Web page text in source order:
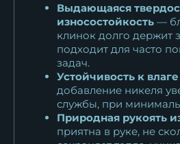
Выдающаяся
износостойкость —
клинок долго держит
подходит для часто
задач.
Устойчивость к
добавление никеля
службы, при
Природная рукоять
приятна в руке, не